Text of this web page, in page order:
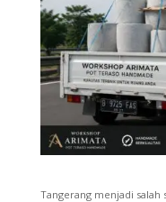
Tangerang menjadi salah